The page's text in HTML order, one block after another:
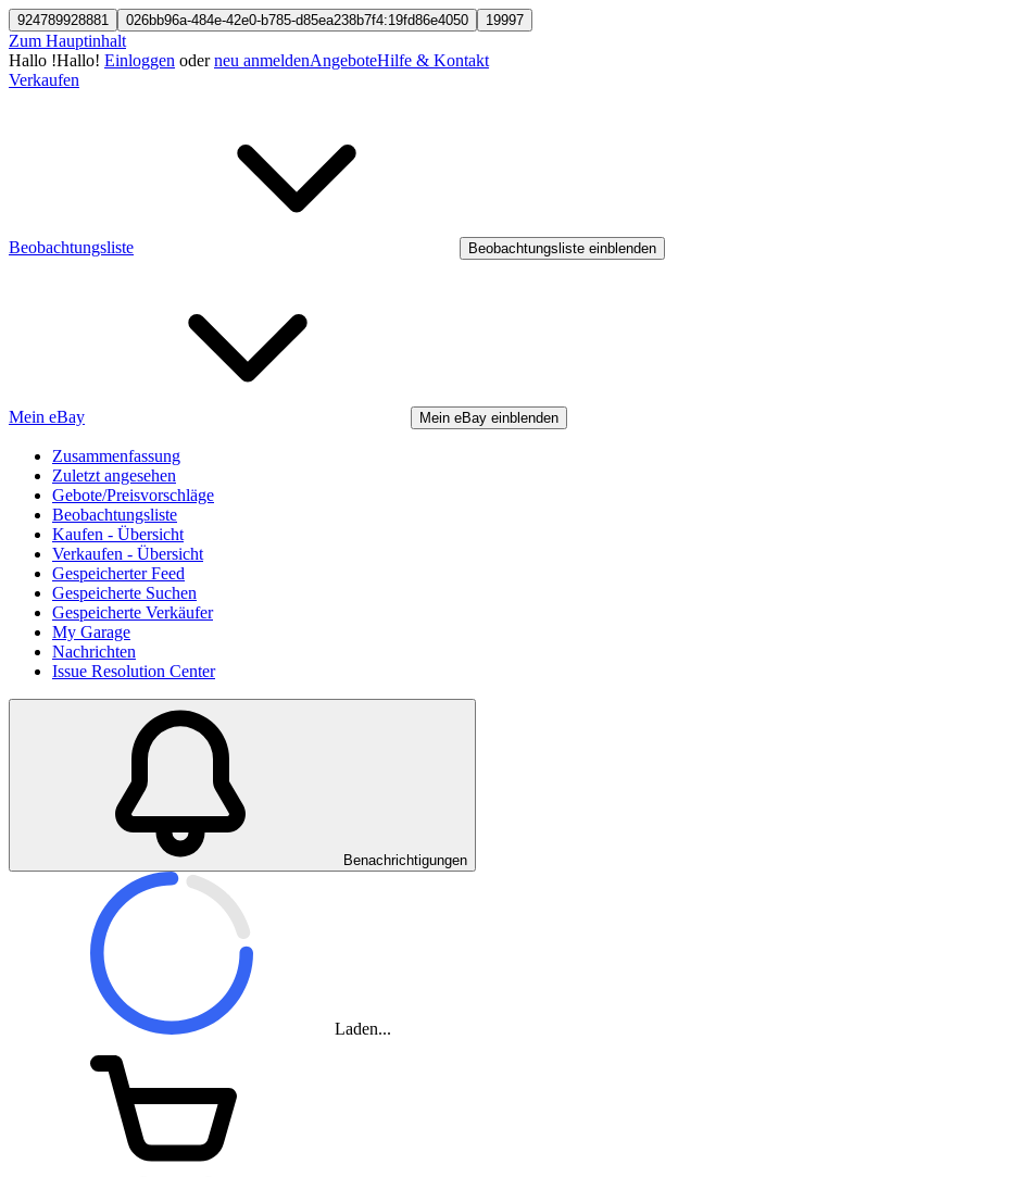
924789928881 026bb96a-484e-42e0-b785-d85ea238b7f4:19fd86e4050 19997
Zum Hauptinhalt
Hallo !Hallo! Einloggen oderneu anmeldenAngeboteHilfe & Kontakt
Verkaufen
Beobachtungsliste Beobachtungsliste einblenden
Mein eBay Mein eBay einblenden
Zusammenfassung
Zuletzt angesehen
Gebote/Preisvorschläge
Beobachtungsliste
Kaufen - Übersicht
Verkaufen - Übersicht
Gespeicherter Feed
Gespeicherte Suchen
Gespeicherte Verkäufer
My Garage
Nachrichten
Issue Resolution Center
Benachrichtigungen
Laden...